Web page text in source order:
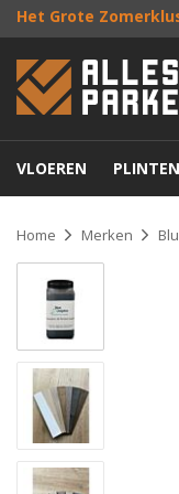
Het Grote
VLOEREN PLINTEN
Home Merken